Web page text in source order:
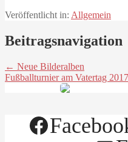
Veröffentlicht in: Allgemein
Beitragsnavigation
← Neue Bilderalben
Fußballturnier am Vatertag